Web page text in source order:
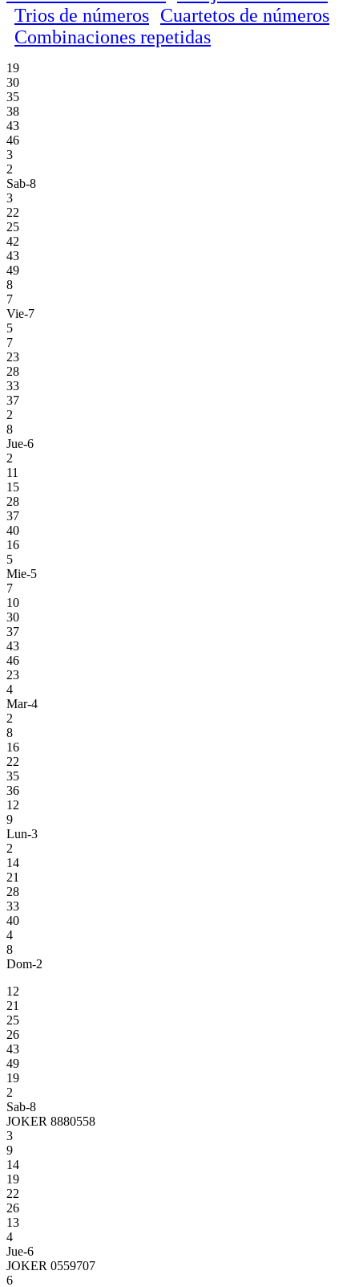
Trios de números Cuartetos de números
Combinaciones repetidas
19
30
35
38
43
46
3
2
Sab-8
3
22
25
42
43
49
8
7
Vie-7
5
7
23
28
33
37
2
8
Jue-6
2
11
15
28
37
40
16
5
Mie-5
7
10
30
37
43
46
23
4
Mar-4
2
8
16
22
35
36
12
9
Lun-3
2
14
21
28
33
40
4
8
Dom-2
12
21
25
26
43
49
19
2
Sab-8
JOKER 8880558
3
9
14
19
22
26
13
4
Jue-6
JOKER 0559707
6